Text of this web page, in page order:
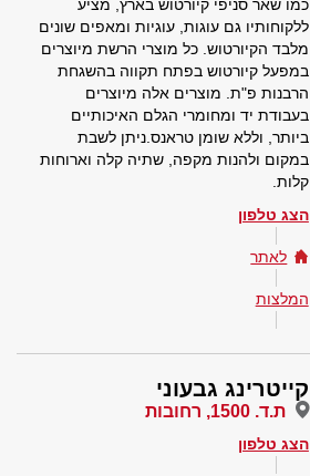
כמו שאר סניפי קיורטוש בארץ, מציע
ללקוחותיו גם עוגות, עוגיות ומאפים שונים
מלבד הקיורטוש. כל מוצרי הרשת מיוצרים
במפעל קיורטוש בפתח תקווה בהשגחת
הרבנות פ"ת. מוצרים אלה מיוצרים
בעבודת יד ומחומרי הגלם האיכותיים
ביותר, וללא שומן טראנס.ניתן לשבת
במקום ולהנות מקפה, שתיה קלה וארוחות
קלות.
הצג טלפון
לאתר
המלצות
קייטרינג גבעוני
ת.ד. 1500, רחובות
הצג טלפון